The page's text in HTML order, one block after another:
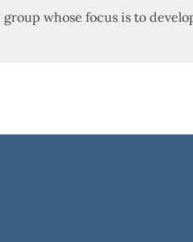
whose focus is to